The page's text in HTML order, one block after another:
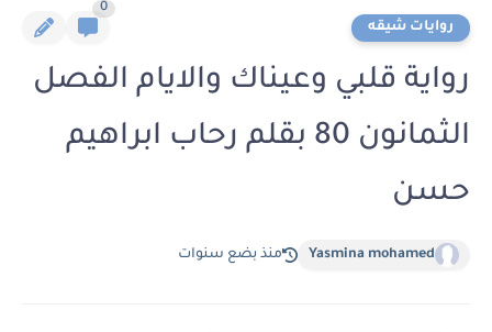
روايات شيقه
0
رواية قلبي وعيناك والايام الفصل
الثمانون 80 بقلم رحاب ابراهيم
حسن
Yasmina mohamed منذ بضع سنوات